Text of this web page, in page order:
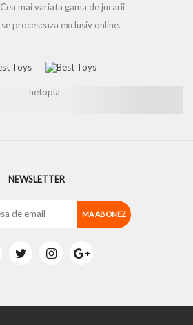
mai variata gama de jucarii
proceseaza exclusiv online.
NEWSLETTER